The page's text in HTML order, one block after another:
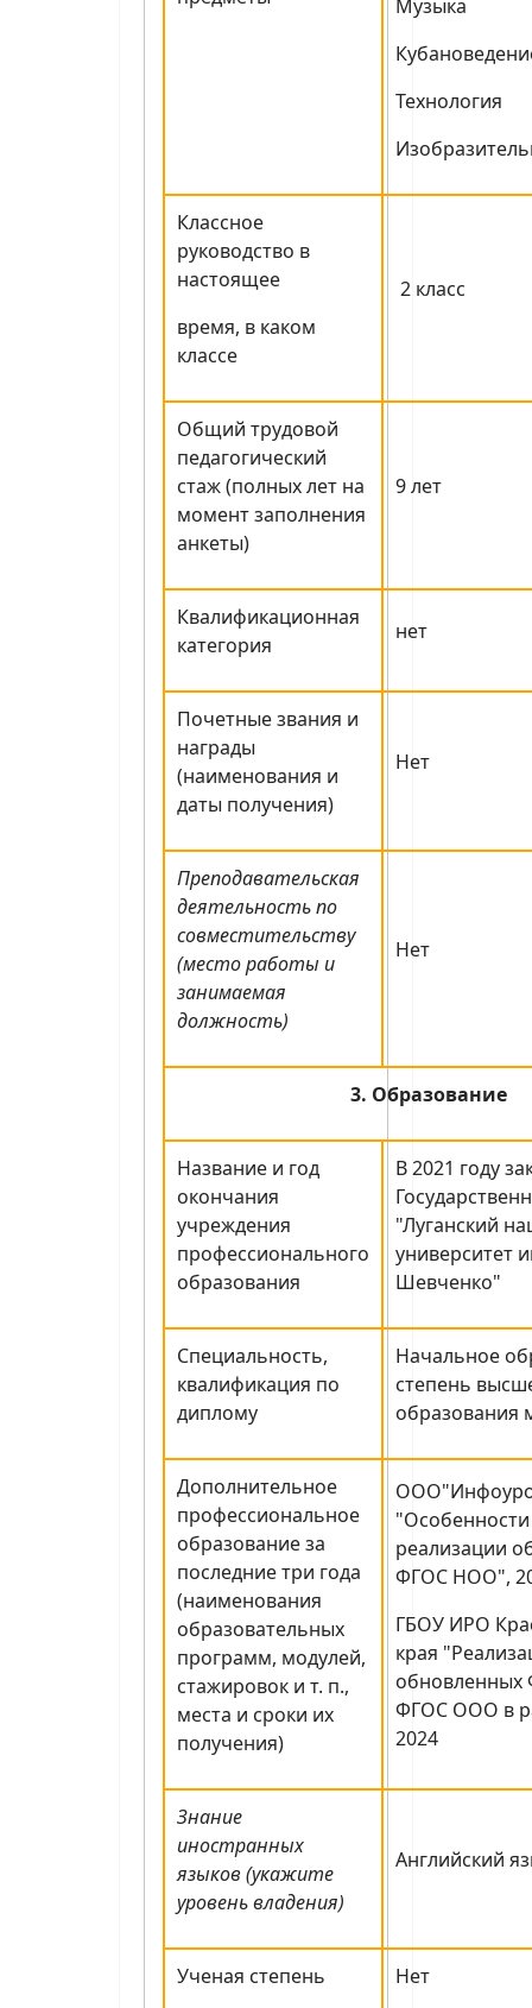
Музыка
Технология
Классное
руководство в
настоящее
время, в каком
классе
2 класс
Общий трудовой
педагогический
стаж (полных лет на
момент заполнения
анкеты)
9 лет
Квалификационная
категория
нет
Почетные звания и
награды
(наименования и
даты получения)
Нет
Преподавательская
деятельность по
совместительству
(место работы и
занимаемая
должность)
Нет
3. Образование
Название и год
окончания
учреждения
профессионального
образования
В 2021 году
"Луганский
университет
Шевченко"
Специальность,
квалификация по
диплому
Начальное
степень
образования
Дополнительное
профессиональное
образование за
последние три года
(наименования
образовательных
программ, модулей,
стажировок и т. п.,
места и сроки их
получения)
реализации
ФГОС НОО",
ГБОУ ИРО
края
ФГОС ООО в
2024
Знание
иностранных
языков (укажите
уровень владения)
Английский
Ученая степень Нет